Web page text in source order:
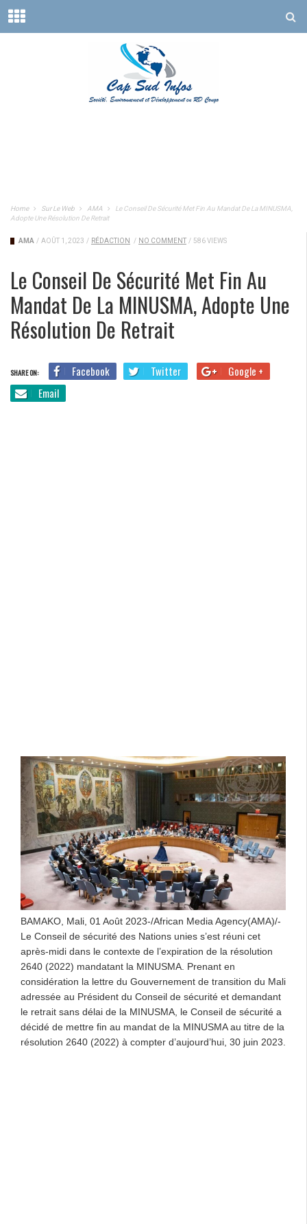
Home Sur Le Web AMA
Le Conseil De Sécurité Met Fin Au Mandat De La MINUSMA,
Adopte Une Résolution De Retrait
AMA / AOÛT 1, 2023 / RÉDACTION / NO COMMENT / 586 VIEWS
Le Conseil De Sécurité Met Fin Au
Mandat De La MINUSMA, Adopte Une
Résolution De Retrait
SHARE ON: Facebook Twitter
Google +
Email
BAMAKO, Mali, 01 Août 2023-/African Media Agency(AMA)/-
Le Conseil de sécurité des Nations unies s’est réuni cet
après-midi dans le contexte de l’expiration de la résolution
2640 (2022) mandatant la MINUSMA. Prenant en
considération la lettre du Gouvernement de transition du Mali
adressée au Président du Conseil de sécurité et demandant
le retrait sans délai de la MINUSMA, le Conseil de sécurité a
décidé de mettre fin au mandat de la MINUSMA au titre de la
résolution 2640 (2022) à compter d’aujourd’hui, 30 juin 2023.